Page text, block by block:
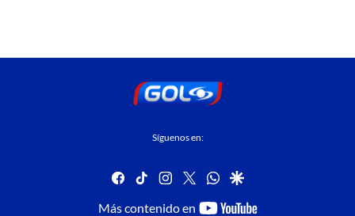
Síguenos en:
facebook
tiktok instagram
twitterwhatsapp
google
Más contenido en
youtube-